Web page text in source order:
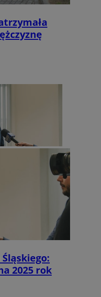
Śląskiego:
2025 rok